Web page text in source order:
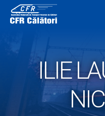
content
ILIE